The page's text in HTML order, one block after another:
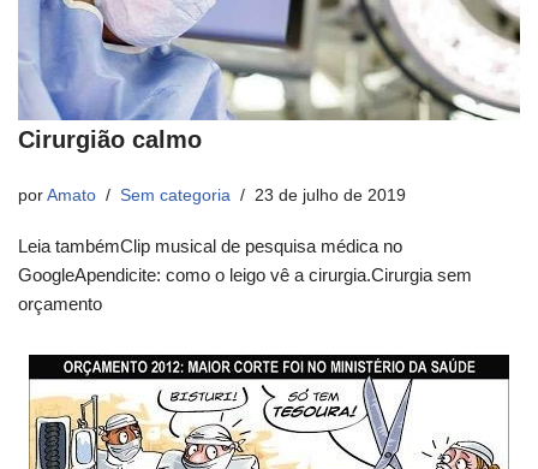
Cirurgião calmo
por Amato Sem categoria 23 de julho de 2019
Leia tambémClip musical de pesquisa médica no
GoogleApendicite: como o leigo vê a cirurgia.Cirurgia sem
orçamento